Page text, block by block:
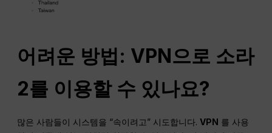
어려운 방법: VPN으로 소라
2를 이용할 수 있나요?
많은 사람들이 시스템을 “속이려고” 시도합니다.VPN 를 사용